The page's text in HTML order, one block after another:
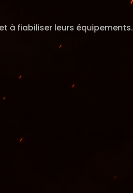
à fiabiliser leurs équipements.